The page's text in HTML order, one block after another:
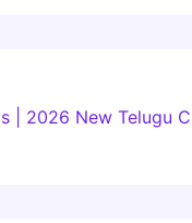
| 2026 New Telugu